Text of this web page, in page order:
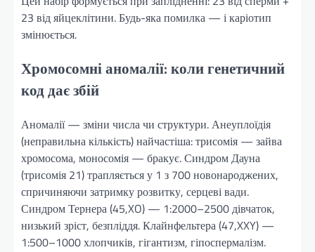
23 від яйцеклітини. Будь-яка помилка — і каріотип
змінюється.
Хромосомні аномалії: коли генетичний
код дає збій
Аномалії — зміни числа чи структури. Анеуплоїдія
(неправильна кількість) найчастіша: трисомія — зайва
хромосома, моносомія — бракує. Синдром Дауна
(трисомія 21) трапляється у 1 з 700 новонароджених,
спричиняючи затримку розвитку, серцеві вади.
Синдром Тернера (45,XO) — 1:2000–2500 дівчаток,
низький зріст, безпліддя. Клайнфельтера (47,XXY) —
1:500–1000 хлопчиків, гігантизм, гіпоспермалізм.